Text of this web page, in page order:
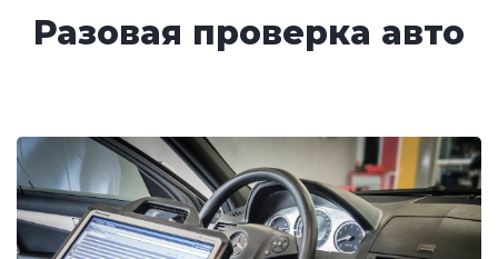
Разовая проверка авто